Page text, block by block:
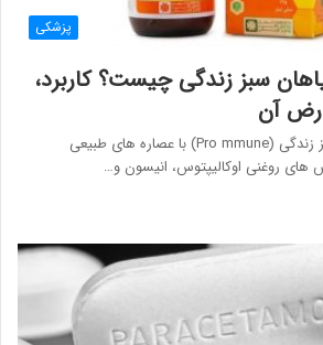
پزشکی
سبز زندگی چیست؟ کاربرد،
آن
شربت پرومیون گیاهان سبز زندگی (Pro mmune) با عصاره های طبیعی
روغنی اوکالیپتوس، انیسون و…